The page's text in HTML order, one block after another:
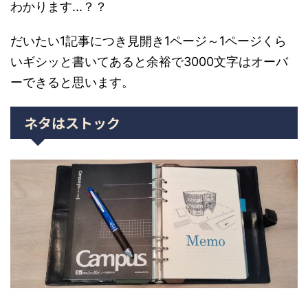
わかります...？？
だいたい1記事につき見開き1ページ～1ページくら
いギシッと書いてあると余裕で3000文字はオーバ
ーできると思います。
ネタはストック